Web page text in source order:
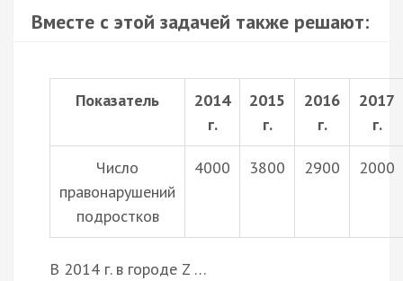
Вместе с этой задачей также решают:
Показатель
2014
г.
2015
г.
2016
г.
2017
г.
Число
правонарушений
подростков
4000 3800 2900 2000
В 2014 г. в городе Z …